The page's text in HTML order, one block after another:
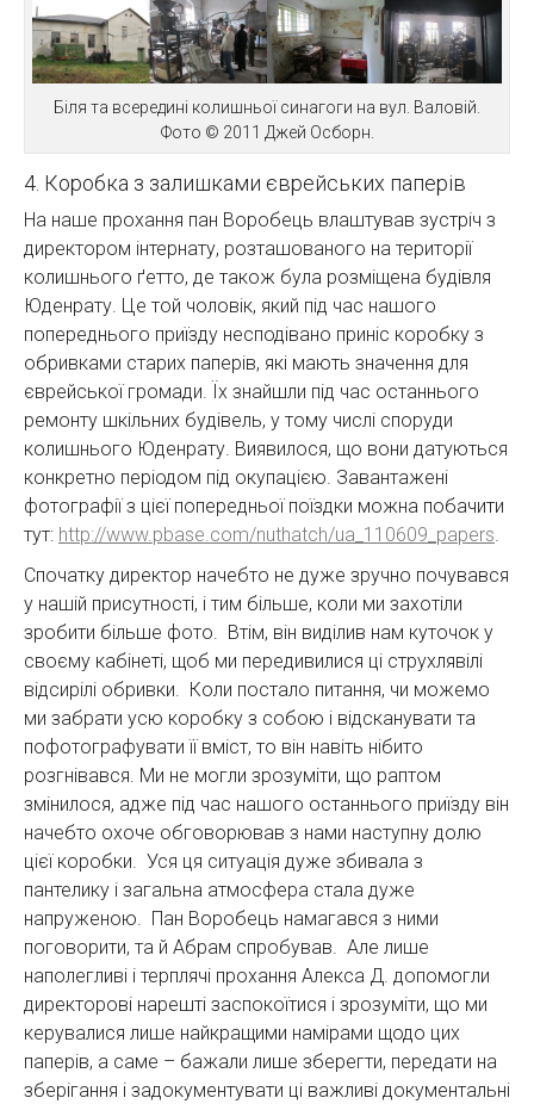
Біля та всередині колишньої синагоги на вул. Валовій.
Фото © 2011 Джей Осборн.
4. Коробка з залишками єврейських паперів
На наше прохання пан Воробець влаштував зустріч з
директором інтернату, розташованого на території
колишнього ґетто, де також була розміщена будівля
Юденрату. Це той чоловік, який під час нашого
попереднього приїзду несподівано приніс коробку з
обривками старих паперів, які мають значення для
єврейської громади. Їх знайшли під час останнього
ремонту шкільних будівель, у тому числі споруди
колишнього Юденрату. Виявилося, що вони датуються
конкретно періодом під окупацією. Завантажені
фотографії з цієї попередньої поїздки можна побачити
тут: http://www.pbase.com/nuthatch/ua_110609_papers.
Спочатку директор начебто не дуже зручно почувався
у нашій присутності, і тим більше, коли ми захотіли
зробити більше фото. Втім, він виділив нам куточок у
своєму кабінеті, щоб ми передивилися ці струхлявілі
відсирілі обривки. Коли постало питання, чи можемо
ми забрати усю коробку з собою і відсканувати та
пофотографувати її вміст, то він навіть нібито
розгнівався. Ми не могли зрозуміти, що раптом
змінилося, адже під час нашого останнього приїзду він
начебто охоче обговорював з нами наступну долю
цієї коробки. Уся ця ситуація дуже збивала з
пантелику і загальна атмосфера стала дуже
напруженою. Пан Воробець намагався з ними
поговорити, та й Абрам спробував. Але лише
наполегливі і терплячі прохання Алекса Д. допомогли
директорові нарешті заспокоїтися і зрозуміти, що ми
керувалися лише найкращими намірами щодо цих
паперів, а саме – бажали лише зберегти, передати на
зберігання і задокументувати ці важливі документальні